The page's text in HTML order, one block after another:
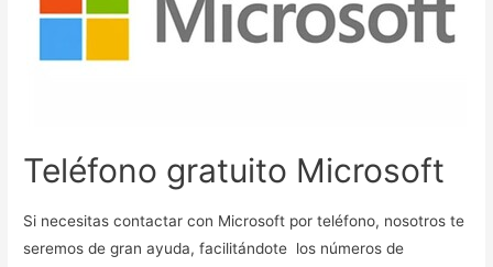
Teléfono gratuito Microsoft
Si necesitas contactar con Microsoft por teléfono, nosotros te
seremos de gran ayuda, facilitándote los números de